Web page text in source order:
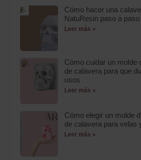
Cómo hacer una
NatuResin paso a paso
Leer más »
Cómo cuidar un molde
de calavera para que
usos
Leer más »
Cómo elegir un molde
de calavera para velas
Leer más »